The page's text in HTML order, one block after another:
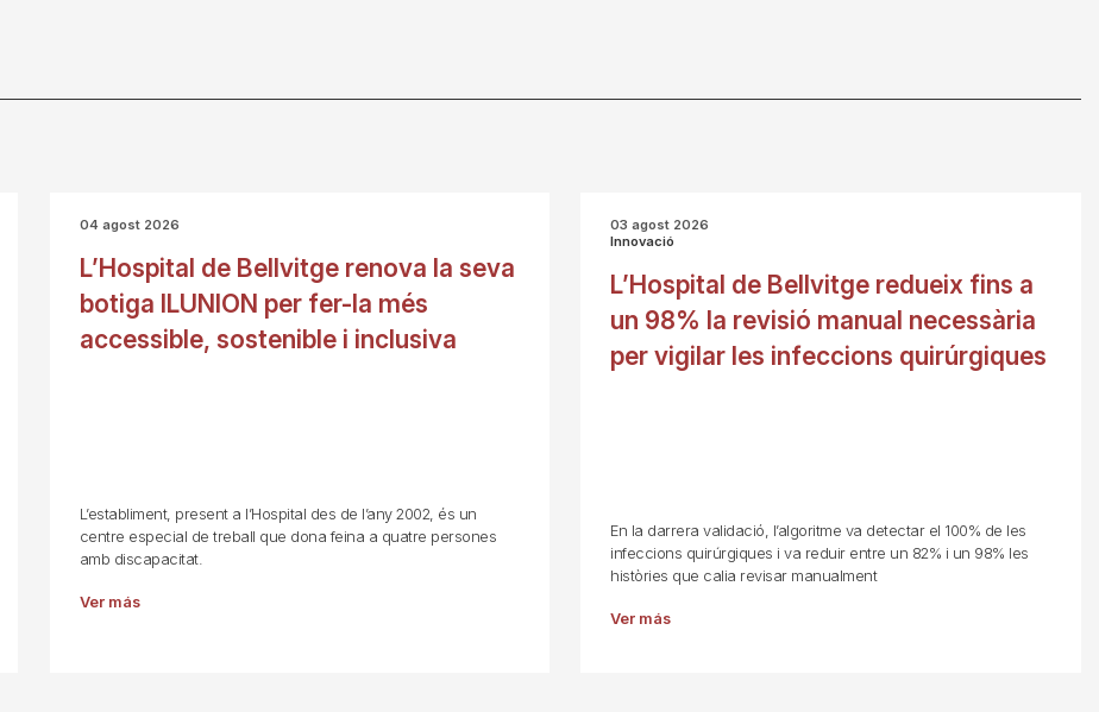
04 agost 2026
L’Hospital de Bellvitge renova la seva
botiga ILUNION per fer-la més
accessible, sostenible i inclusiva
L’establiment, present a l’Hospital des de l’any 2002, és un
centre especial de treball que dona feina a quatre persones
amb discapacitat.
Ver más
03 agost 2026
Innovació
L’Hospital de Bellvitge redueix fins a
un 98% la revisió manual necessària
per vigilar les infeccions quirúrgiques
En la darrera validació, l’algoritme va detectar el 100% de les
infeccions quirúrgiques i va reduir entre un 82% i un 98% les
històries que calia revisar manualment
Ver más